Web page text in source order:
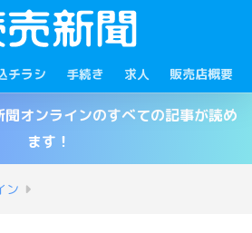
チラシ 手続き 求人 販売店概要
オンラインのすべての記事が読め
ます！
ン